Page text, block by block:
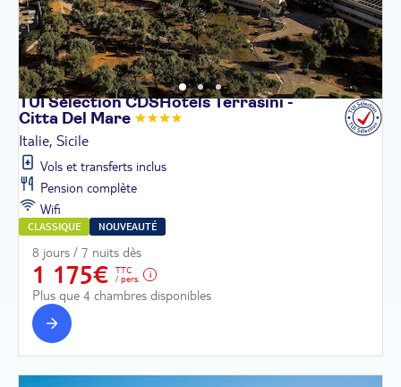
TUI Sélection CDSHotels Terrasini -
Citta Del
Mare
Italie, Sicile
Vols et transferts inclus
Pension complète
Wifi
CLASSIQUE NOUVEAUTÉ
8 jours / 7 nuits dès
1 175€
TTC
/ pers.
Plus que 4 chambres disponibles